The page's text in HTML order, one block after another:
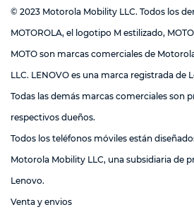
© 2023 Motorola Mobility LLC. Todos los
MOTOROLA, el logotipo M estilizado,
MOTO son marcas comerciales de
LLC. LENOVO es una marca registrada de
Todas las demás marcas comerciales son
respectivos dueños.
Todos los teléfonos móviles están
Motorola Mobility LLC, una subsidiaria de
Lenovo.
Venta y envios